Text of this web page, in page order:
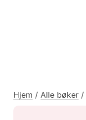
Hjem / Alle bøker /